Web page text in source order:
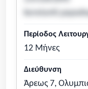
Περίοδος
12 Μήνες
Διεύθυνση
Άρεως 7,